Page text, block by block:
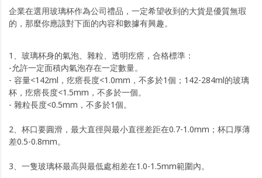
企業在選用玻璃杯作為公司禮品，一定希望收到的大貨是優質無瑕
的，那麼你應該對下面的內容和數據有興趣。
1、玻璃杯身的氣泡、雜粒、透明疙瘩，合格標準：
-允許一定面積內氣泡存在一定數量。
- 容量<142ml，疙瘩長度<1.0mm，不多於1個；142-284ml的玻璃
杯，疙瘩長度<1.5mm，不多於一個。
- 雜粒長度<0.5mm，不多於1個。
2、杯口要圓滑，最大直徑與最小直徑差距在0.7-1.0mm；杯口厚薄
差0.5-0.8mm。
3、一隻玻璃杯最高與最低處相差在1.0-1.5mm範圍內。